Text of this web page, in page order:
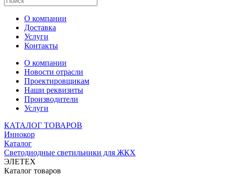
О компании
Доставка
Услуги
Контакты
О компании
Новости отрасли
Проектировщикам
Наши реквизиты
Производители
Услуги
КАТАЛОГ ТОВАРОВ
Иннокор
Каталог
Светодиодные светильники для ЖКХ
ЭЛЕТЕХ
Каталог товаров